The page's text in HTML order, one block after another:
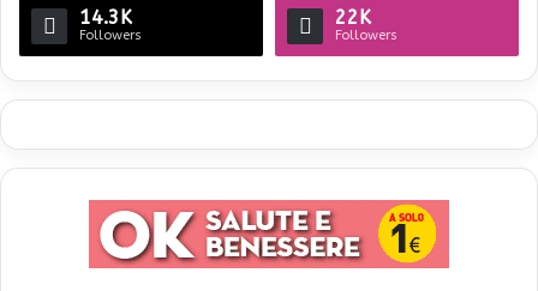
14.3K
Followers
22K
Followers